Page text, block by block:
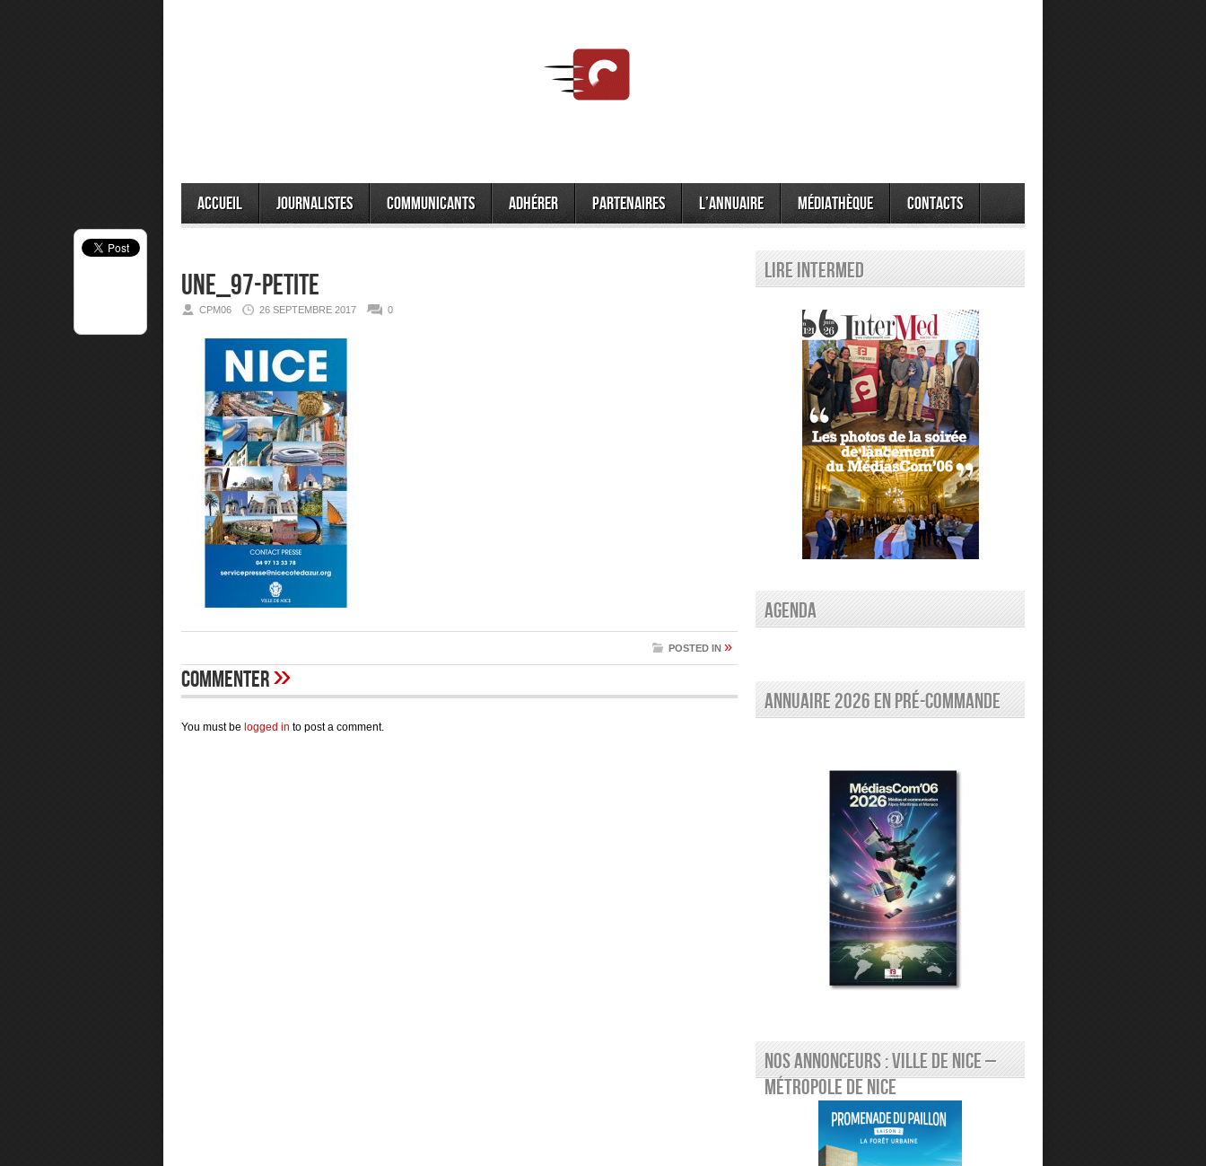
Accueil Journalistes Communicants Adhérer Partenaires L’annuaire Médiathèque Contacts
une_97-petite
CPM06 26 SEPTEMBRE 2017 0
POSTED IN »
Commenter»
You must be logged in to post a comment.
Lire Intermed
AGENDA
Annuaire 2026 en pré-commande
Nos annonceurs : Ville de Nice –
Métropole de Nice